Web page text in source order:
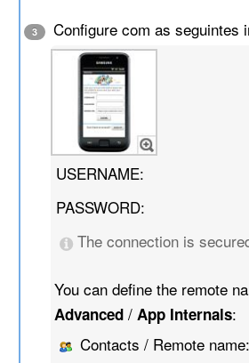
3 Configure com as seguintes
USERNAME:
PASSWORD:
The connection is
You can define the remote
Advanced /App Internals:
Contacts / Remote name: